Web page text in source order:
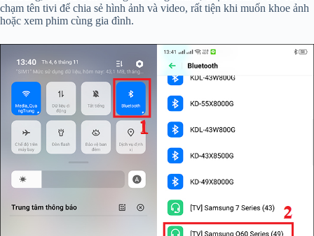
chạm tên tivi để chia sẻ hình ảnh và video, rất tiện khi muốn khoe ảnh
hoặc xem phim cùng gia đình.